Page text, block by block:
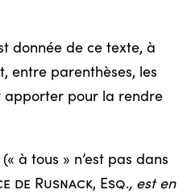
donnée de ce texte, à
entre parenthèses, les
apporter pour la rendre
(« à tous » n’est pas dans
de Rusnack, Esq., est en